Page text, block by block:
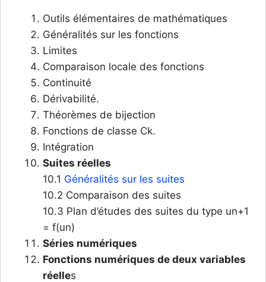
Outils élémentaires de mathématiques
Généralités sur les fonctions
Limites
Comparaison locale des fonctions
Continuité
Dérivabilité.
Théorèmes de bijection
Fonctions de classe Ck.
Intégration
Suites réelles
10.1 Généralités sur les suites
10.2 Comparaison des suites
10.3 Plan d’études des suites du type un+1
= f(un)
Séries numériques
Fonctions numériques de deux variables
réelles